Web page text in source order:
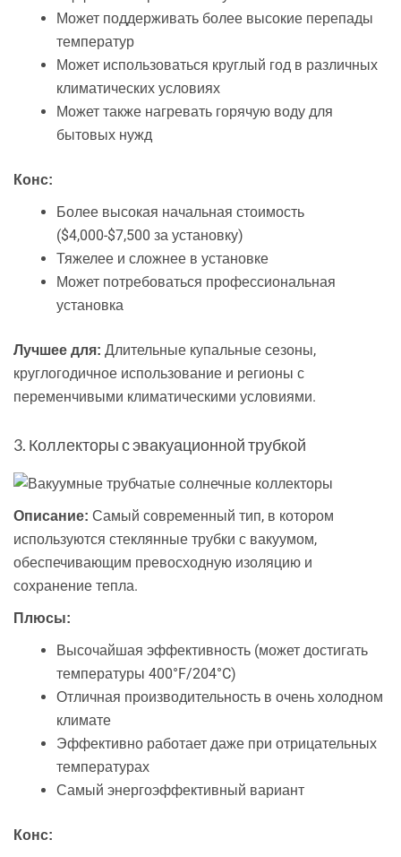
Может поддерживать более высокие перепады
температур
Может использоваться круглый год в различных
климатических условиях
Может также нагревать горячую воду для
бытовых нужд
Конс:
Более высокая начальная стоимость
($4,000-$7,500 за установку)
Тяжелее и сложнее в установке
Может потребоваться профессиональная
установка
Лучшее для: Длительные купальные сезоны,
круглогодичное использование и регионы с
переменчивыми климатическими условиями.
3. Коллекторы с эвакуационной трубкой
Описание: Самый современный тип, в котором
используются стеклянные трубки с вакуумом,
обеспечивающим превосходную изоляцию и
сохранение тепла.
Плюсы:
Высочайшая эффективность (может достигать
температуры 400°F/204°C)
Отличная производительность в очень холодном
климате
Эффективно работает даже при отрицательных
температурах
Самый энергоэффективный вариант
Конс: